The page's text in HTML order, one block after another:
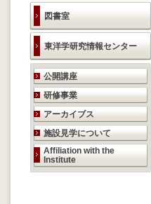
図書室
東洋学研究情報センター
研究活動のご案内
公開講座
研修事業
アーカイブス
施設見学について
Affiliation with the
Institute